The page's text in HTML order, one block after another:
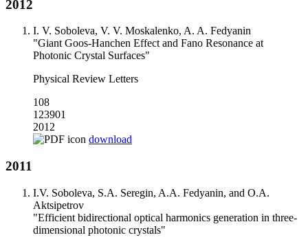
2012
I. V. Soboleva, V. V. Moskalenko, A. A. Fedyanin
"Giant Goos-Hanchen Effect and Fano Resonance at
Photonic Crystal Surfaces"
Physical Review Letters
108
123901
2012
download
2011
I.V. Soboleva, S.A. Seregin, A.A. Fedyanin, and O.A.
Aktsipetrov
"Efficient bidirectional optical harmonics generation in three-
dimensional photonic crystals"